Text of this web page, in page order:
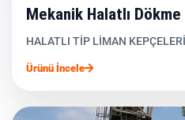
Mekanik Halatlı
HALATLI TİP LİMAN KEPÇELERİ
Ürünü İncele